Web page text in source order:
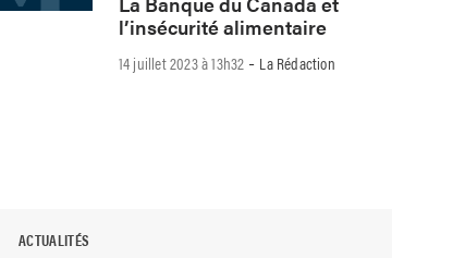
l’insécurité alimentaire
14 juillet 2023 à 13h32 - La Rédaction
ACTUALITÉS